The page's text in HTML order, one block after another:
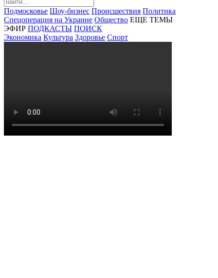
Подмосковье Шоу-бизнес Происшествия Политика
Спецоперация на Украине Общество ЕЩЕ ТЕМЫ
ЭФИР ПОДКАСТЫ ПОИСК
Экономика Культура Здоровье Спорт